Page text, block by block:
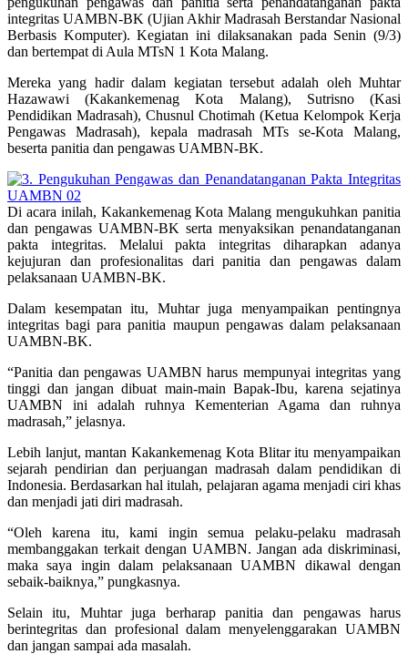
integritas UAMBN-BK (Ujian Akhir Madrasah Berstandar Nasional
Berbasis Komputer). Kegiatan ini dilaksanakan pada Senin (9/3)
dan bertempat di Aula MTsN 1 Kota Malang.
Mereka yang hadir dalam kegiatan tersebut adalah oleh Muhtar
Hazawawi (Kakankemenag Kota Malang), Sutrisno (Kasi
Pendidikan Madrasah), Chusnul Chotimah (Ketua Kelompok Kerja
Pengawas Madrasah), kepala madrasah MTs se-Kota Malang,
beserta panitia dan pengawas UAMBN-BK.
Di acara inilah, Kakankemenag Kota Malang mengukuhkan panitia
dan pengawas UAMBN-BK serta menyaksikan penandatanganan
pakta integritas. Melalui pakta integritas diharapkan adanya
kejujuran dan profesionalitas dari panitia dan pengawas dalam
pelaksanaan UAMBN-BK.
Dalam kesempatan itu, Muhtar juga menyampaikan pentingnya
integritas bagi para panitia maupun pengawas dalam pelaksanaan
UAMBN-BK.
“Panitia dan pengawas UAMBN harus mempunyai integritas yang
tinggi dan jangan dibuat main-main Bapak-Ibu, karena sejatinya
UAMBN ini adalah ruhnya Kementerian Agama dan ruhnya
madrasah,” jelasnya.
Lebih lanjut, mantan Kakankemenag Kota Blitar itu menyampaikan
sejarah pendirian dan perjuangan madrasah dalam pendidikan di
Indonesia. Berdasarkan hal itulah, pelajaran agama menjadi ciri khas
dan menjadi jati diri madrasah.
“Oleh karena itu, kami ingin semua pelaku-pelaku madrasah
membanggakan terkait dengan UAMBN. Jangan ada diskriminasi,
maka saya ingin dalam pelaksanaan UAMBN dikawal dengan
sebaik-baiknya,” pungkasnya.
Selain itu, Muhtar juga berharap panitia dan pengawas harus
berintegritas dan profesional dalam menyelenggarakan UAMBN
dan jangan sampai ada masalah.